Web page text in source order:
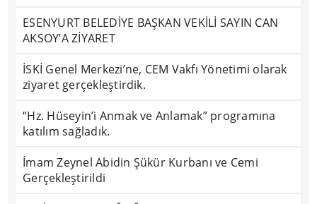
ESENYURT BELEDİYE BAŞKAN VEKİLİ SAYIN CAN
AKSOY’A ZİYARET
İSKİ Genel Merkezi’ne, CEM Vakfı Yönetimi olarak
ziyaret gerçekleştirdik.
“Hz. Hüseyin’i Anmak ve Anlamak” programına
katılım sağladık.
İmam Zeynel Abidin Şükür Kurbanı ve Cemi
Gerçekleştirildi